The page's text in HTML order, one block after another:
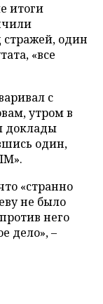
итоги
стражей, один
«все
с
утром в
доклады
один,
«странно
не было
него
дело», –